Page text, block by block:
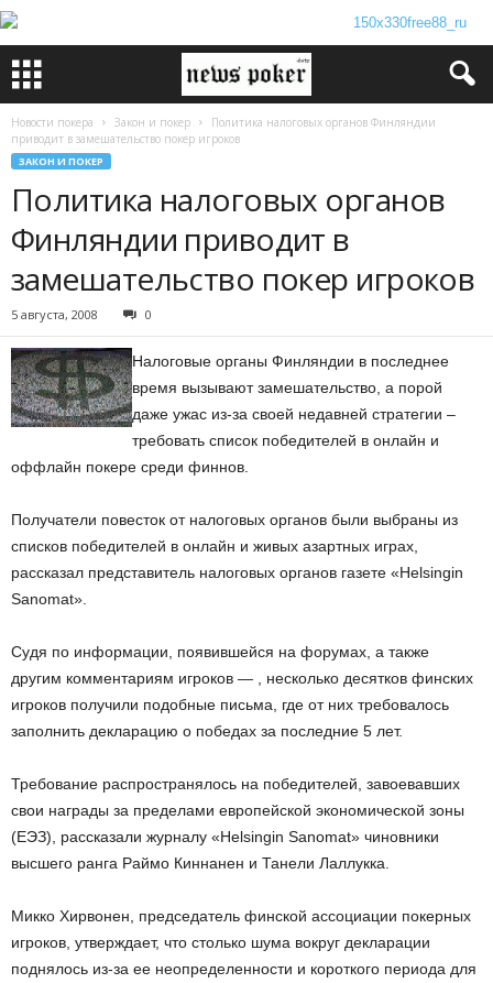
Новости покера Закон и покер
Политика налоговых органов Финляндии
приводит в замешательство покер игроков
ЗАКОН И ПОКЕР
Политика налоговых органов
Финляндии приводит в
замешательство покер игроков
5 августа, 2008 0
Налоговые органы Финляндии в последнее
время вызывают замешательство, а порой
даже ужас из-за своей недавней стратегии –
требовать список победителей в онлайн и
оффлайн покере среди финнов.
Получатели повесток от налоговых органов были выбраны из
списков победителей в онлайн и живых азартных играх,
рассказал представитель налоговых органов газете «Helsingin
Sanomat».
Судя по информации, появившейся на форумах, а также
другим комментариям игроков — , несколько десятков финских
игроков получили подобные письма, где от них требовалось
заполнить декларацию о победах за последние 5 лет.
Требование распространялось на победителей, завоевавших
свои награды за пределами европейской экономической зоны
(ЕЭЗ), рассказали журналу «Helsingin Sanomat» чиновники
высшего ранга Раймо Киннанен и Танели Лаллукка.
Микко Хирвонен, председатель финской ассоциации покерных
игроков, утверждает, что столько шума вокруг декларации
поднялось из-за ее неопределенности и короткого периода для